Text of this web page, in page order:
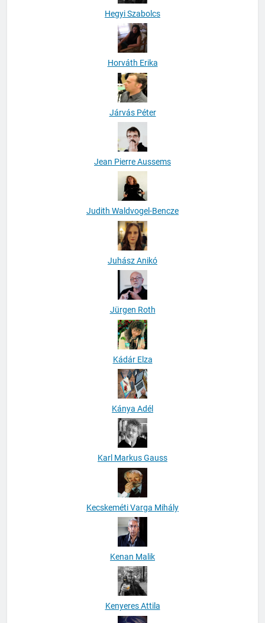
Hegyi Szabolcs
Horváth Erika
Járvás Péter
Jean Pierre Aussems
Judith Waldvogel-Bencze
Juhász Anikó
Jürgen Roth
Kádár Elza
Kánya Adél
Karl Markus Gauss
Kecskeméti Varga Mihály
Kenan Malik
Kenyeres Attila